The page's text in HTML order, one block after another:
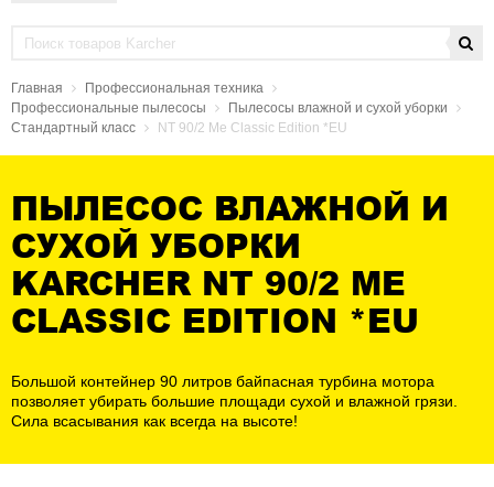
Главная
Профессиональная техника
Профессиональные пылесосы
Пылесосы влажной и сухой уборки
Стандартный класс
NT 90/2 Me Classic Edition *EU
ПЫЛЕСОС ВЛАЖНОЙ И
СУХОЙ УБОРКИ
KARCHER NT 90/2 ME
CLASSIC EDITION *EU
Большой контейнер 90 литров байпасная турбина мотора
позволяет убирать большие площади сухой и влажной грязи.
Сила всасывания как всегда на высоте!